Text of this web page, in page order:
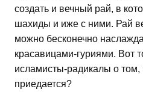
создать и вечный рай, в
шахиды и иже с ними. Рай
можно бесконечно
красавицами-гуриями. Вот
исламисты-радикалы о
приедается?